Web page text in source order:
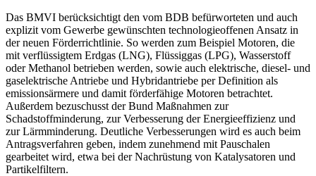
Das BMVI berücksichtigt den vom BDB befürworteten und auch
explizit vom Gewerbe gewünschten technologieoffenen Ansatz in
der neuen Förderrichtlinie. So werden zum Beispiel Motoren, die
mit verflüssigtem Erdgas (LNG), Flüssiggas (LPG), Wasserstoff
oder Methanol betrieben werden, sowie auch elektrische, diesel- und
gaselektrische Antriebe und Hybridantriebe per Definition als
emissionsärmere und damit förderfähige Motoren betrachtet.
Außerdem bezuschusst der Bund Maßnahmen zur
Schadstoffminderung, zur Verbesserung der Energieeffizienz und
zur Lärmminderung. Deutliche Verbesserungen wird es auch beim
Antragsverfahren geben, indem zunehmend mit Pauschalen
gearbeitet wird, etwa bei der Nachrüstung von Katalysatoren und
Partikelfiltern.